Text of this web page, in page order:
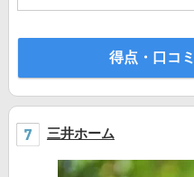
得点・口コ
三井ホーム